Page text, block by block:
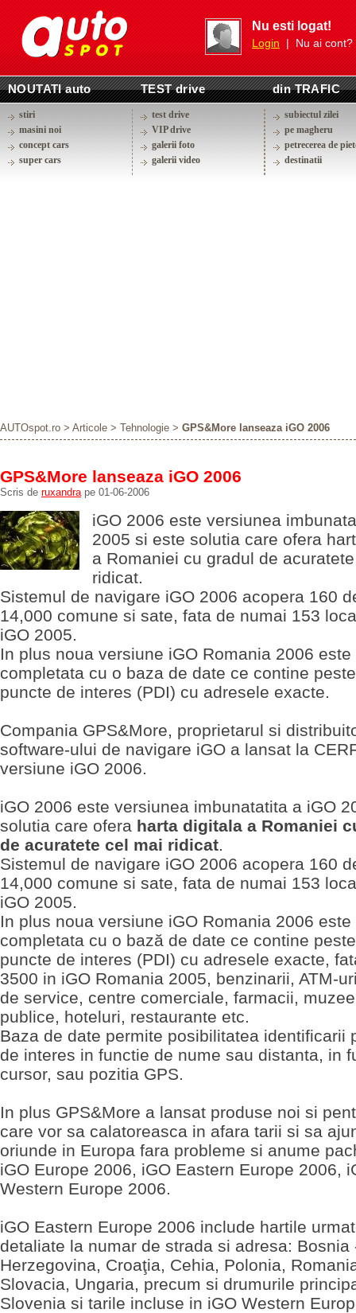
Nu esti logat!
Login| Nu ai cont?
NOUTATI auto TEST drive din TRAFIC
stiri
masini noi
concept cars
super cars
test drive
VIP drive
galerii foto
galerii video
subiectul zilei
pe magheru
petrecerea de
destinatii
AUTOspot.ro > Articole > Tehnologie > GPS&More lanseaza iGO 2006
GPS&More lanseaza iGO 2006
Scris de ruxandrape 01-06-2006
iGO 2006 este versiunea
2005 si este solutia care ofera
a Romaniei cu gradul de
ridicat.
Sistemul de navigare iGO 2006 acopera 160
14,000 comune si sate, fata de numai 153
iGO 2005.
In plus noua versiune iGO Romania 2006 este
completata cu o baza de date ce contine
puncte de interes (PDI) cu adresele exacte.
Compania GPS&More, proprietarul si
software-ului de navigare iGO a lansat la
versiune iGO 2006.
iGO 2006 este versiunea imbunatatita a iGO
solutia care ofera harta digitala a Romaniei
de acuratete cel mai ridicat.
Sistemul de navigare iGO 2006 acopera 160
14,000 comune si sate, fata de numai 153
iGO 2005.
In plus noua versiune iGO Romania 2006 este
completata cu o bază de date ce contine
puncte de interes (PDI) cu adresele exacte,
3500 in iGO Romania 2005, benzinarii, ATM-
de service, centre comerciale, farmacii,
publice, hoteluri, restaurante etc.
Baza de date permite posibilitatea identificarii
de interes in functie de nume sau distanta, in
cursor, sau pozitia GPS.
In plus GPS&More a lansat produse noi si
care vor sa calatoreasca in afara tarii si sa
oriunde in Europa fara probleme si anume
iGO Europe 2006, iGO Eastern Europe 2006,
Western Europe 2006.
iGO Eastern Europe 2006 include hartile
detaliate la numar de strada si adresa: Bosnia
Herzegovina, Croaţia, Cehia, Polonia,
Slovacia, Ungaria, precum si drumurile
Slovenia si tarile incluse in iGO Western